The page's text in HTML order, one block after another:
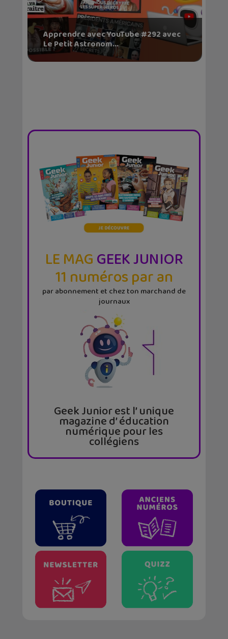
Apprendre avec YouTube #292 avec
Le Petit Astronom...
LE MAGGEEK JUNIOR
11 numéros par an
par abonnement et chez ton marchand de
journaux
Geek Junior est l’ unique
magazine d’ éducation
numérique pour les
collégiens